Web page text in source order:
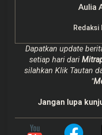
Aulia
Dapatkan update
setiap hari dari
silahkan Klik Tautan
"
Jangan lupa